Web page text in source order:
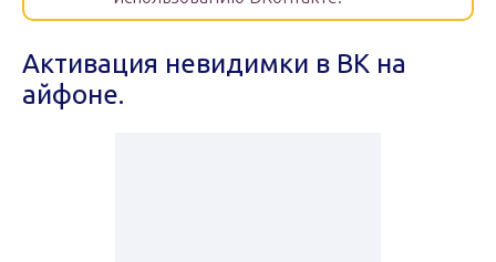
Активация невидимки в ВК на
айфоне.